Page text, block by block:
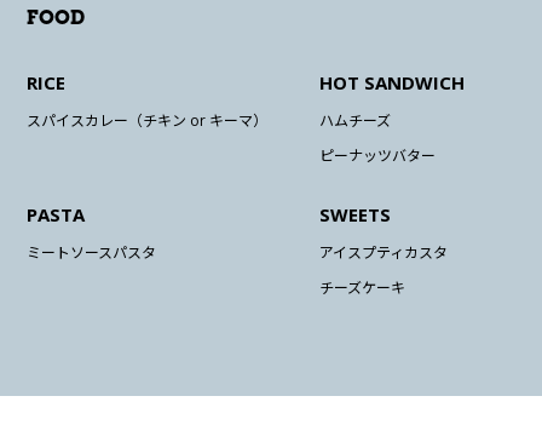
FOOD
RICE
スパイスカレー（チキン or キーマ）
HOT SANDWICH
ハムチーズ
ピーナッツバター
PASTA
ミートソースパスタ
SWEETS
アイスプティカスタ
チーズケーキ